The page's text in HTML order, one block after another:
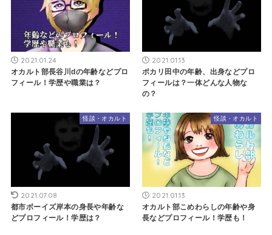
2021.01.24
オカルト部長谷川dの年齢などプロ
フィール！学歴や職業は？
2021.01.13
ポカリ田中の年齢、出身などプロ
フィールは？一体どんな人物な
の？
怪談・オカルト
2021.07.08
都市ボーイズ岸本の身長や年齢な
どプロフィール！学歴は？
怪談・オカルト
2021.01.13
オカルト部こめわらしの年齢や身
長などプロフィール！学歴も！